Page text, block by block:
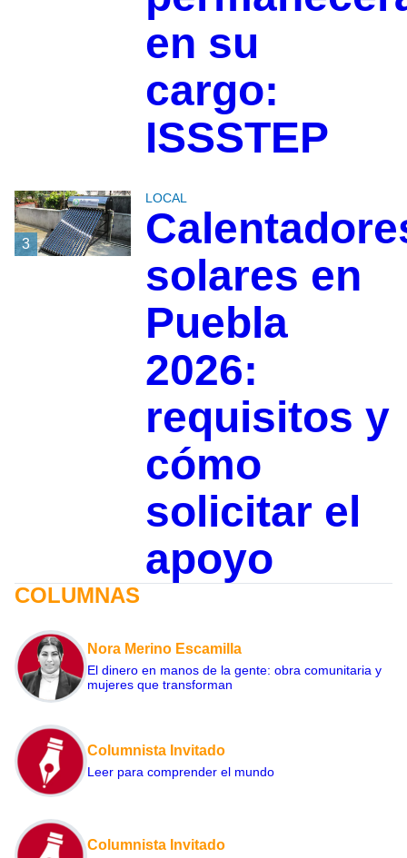
en su
cargo:
ISSSTEP
3
LOCAL
solares en
Puebla
2026:
requisitos y
cómo
solicitar el
apoyo
COLUMNAS
Nora Merino Escamilla
El dinero en manos de la gente: obra comunitaria y
mujeres que transforman
Columnista Invitado
Leer para comprender el mundo
Columnista Invitado